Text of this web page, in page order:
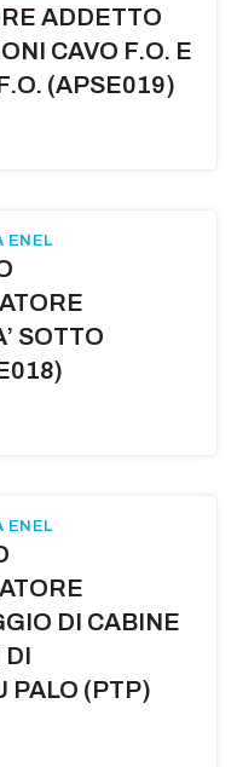
ADDETTO
CAVO F.O. E
(APSE019)
ENEL
SOTTO
ENEL
DI CABINE
DI
PALO (PTP)